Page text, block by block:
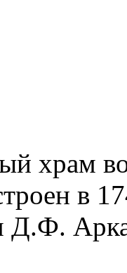
храм
в
Д.Ф.